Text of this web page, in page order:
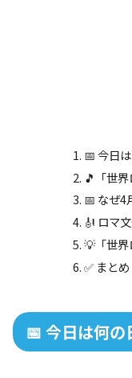
📅 今日
🎵「世
📅 なぜ4
🎻 ロマ
💡「世
✅ まとめ
📅 今日は何の